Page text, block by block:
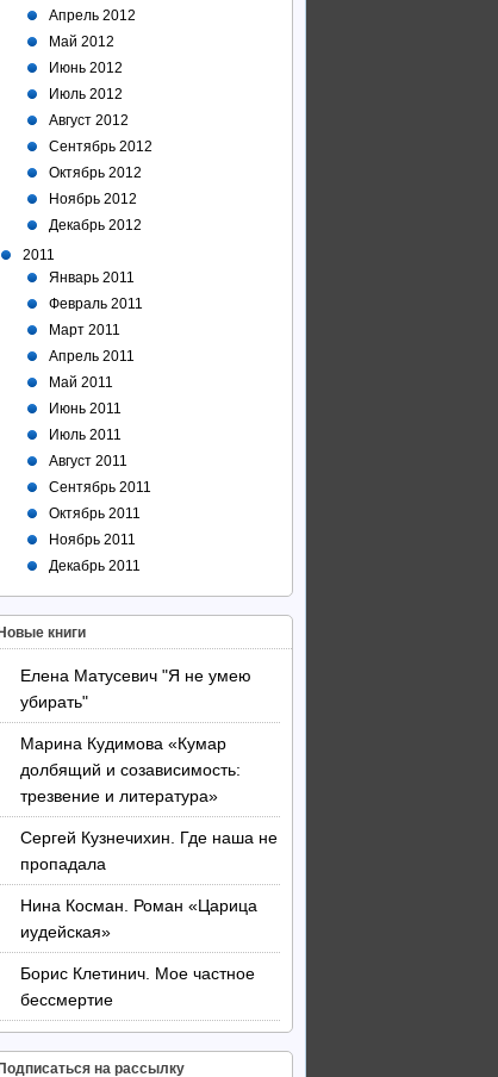
Апрель 2012
Май 2012
Июнь 2012
Июль 2012
Август 2012
Сентябрь 2012
Октябрь 2012
Ноябрь 2012
Декабрь 2012
2011
Январь 2011
Февраль 2011
Март 2011
Апрель 2011
Май 2011
Июнь 2011
Июль 2011
Август 2011
Сентябрь 2011
Октябрь 2011
Ноябрь 2011
Декабрь 2011
Новые книги
Елена Матусевич "Я не умею
убирать"
Марина Кудимова «Кумар
долбящий и созависимость:
трезвение и литература»
Сергей Кузнечихин. Где наша не
пропадала
Нина Косман. Роман «Царица
иудейская»
Борис Клетинич. Мое частное
бессмертие
Подписаться на рассылку